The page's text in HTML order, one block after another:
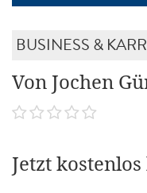
BUSINESS &
Von Jochen
Jetzt